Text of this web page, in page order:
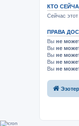
КТО
Сейчас
ПРАВА
Вы не
Вы не
Вы не
Вы не
Вы не